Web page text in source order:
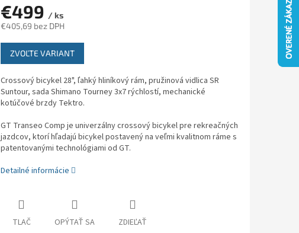
€499 / ks
€405,69 bez DPH
Jednotková
cena:
ZVOĽTE VARIANT
Crossový bicykel 28", ľahký hliníkový rám, pružinová vidlica SR
Suntour, sada Shimano Tourney 3x7 rýchlostí, mechanické
kotúčové brzdy Tektro.
GT Transeo Comp je univerzálny crossový bicykel pre rekreačných
jazdcov, ktorí hľadajú bicykel postavený na veľmi kvalitnom ráme s
patentovanými technológiami od GT.
Detailné informácie
TLAČ OPÝTAŤ SA ZDIEĽAŤ